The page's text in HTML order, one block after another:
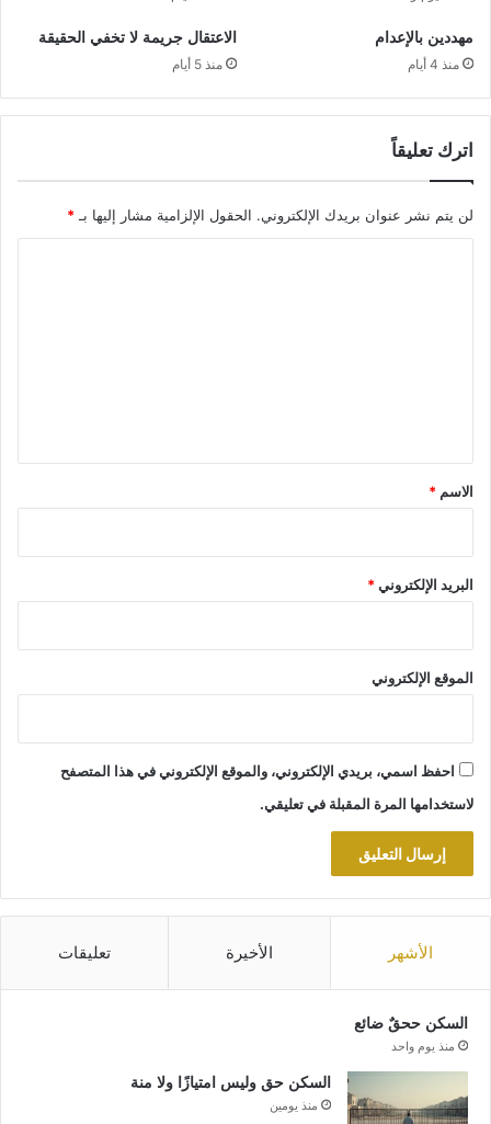
مهددين بالإعدام
منذ 4 أيام
الاعتقال جريمة لا تخفي الحقيقة
منذ 5 أيام
اترك تعليقاً
لن يتم نشر عنوان بريدك الإلكتروني. الحقول الإلزامية مشار إليها بـ *
*
الاسم *
البريد الإلكتروني*
الموقع الإلكتروني
احفظ اسمي، بريدي الإلكتروني، والموقع الإلكتروني في هذا المتصفح
لاستخدامها المرة المقبلة في تعليقي.
الأشهر الأخيرة تعليقات
السكن ححقٌ ضائع
منذ يوم واحد
السكن حق وليس امتيازًا ولا منة
منذ يومين